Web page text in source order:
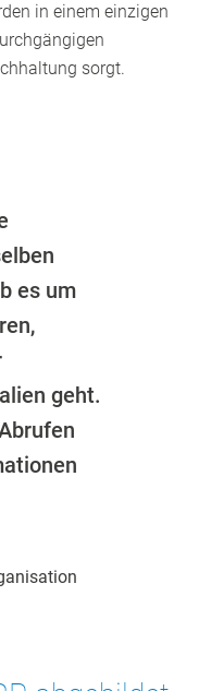
in einem einzigen
sorgt.
es um
geht.